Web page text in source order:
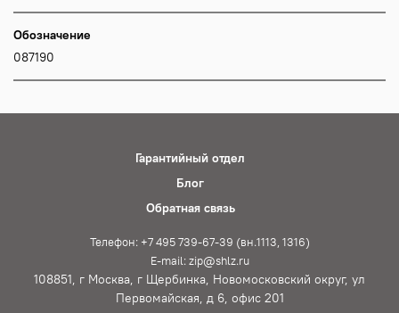
Обозначение
087190
Гарантийный отдел
Блог
Обратная связь
Телефон: +7 495 739-67-39 (вн.1113, 1316)
E-mail: zip@shlz.ru
108851, г Москва, г Щербинка, Новомосковский округ, ул
Первомайская, д 6, офис 201